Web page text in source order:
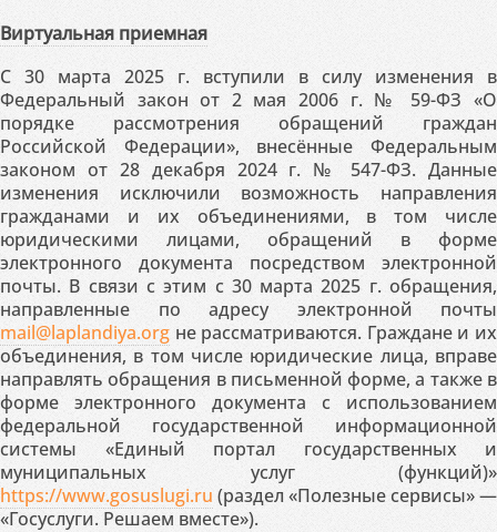
Виртуальная приемная
С 30 марта 2025 г. вступили в силу изменения в
Федеральный закон от 2 мая 2006 г. № 59-ФЗ «О
порядке рассмотрения обращений граждан
Российской Федерации», внесённые Федеральным
законом от 28 декабря 2024 г. № 547-ФЗ. Данные
изменения исключили возможность направления
гражданами и их объединениями, в том числе
юридическими лицами, обращений в форме
электронного документа посредством электронной
почты. В связи с этим с 30 марта 2025 г. обращения,
направленные по адресу электронной почты
mail@laplandiya.org не рассматриваются. Граждане и их
объединения, в том числе юридические лица, вправе
направлять обращения в письменной форме, а также в
форме электронного документа с использованием
федеральной государственной информационной
системы «Единый портал государственных и
муниципальных услуг (функций)»
https://www.gosuslugi.ru (раздел «Полезные сервисы» —
«Госуслуги. Решаем вместе»).